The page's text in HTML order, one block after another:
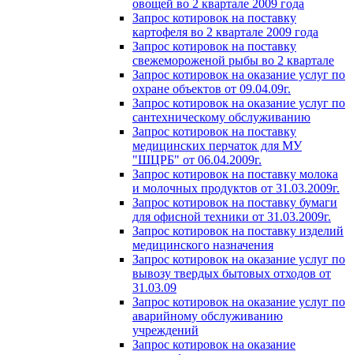
овощей во 2 квартале 2009 года
Запрос котировок на поставку
картофеля во 2 квартале 2009 года
Запрос котировок на поставку
свежемороженой рыбы во 2 квартале
Запрос котировок на оказание услуг по
охране объектов от 09.04.09г.
Запрос котировок на оказание услуг по
сантехническому обслуживанию
Запрос котировок на поставку
медицинских перчаток для МУ
"ШЦРБ" от 06.04.2009г.
Запрос котировок на поставку молока
и молочных продуктов от 31.03.2009г.
Запрос котировок на поставку бумаги
для офисной техники от 31.03.2009г.
Запрос котировок на поставку изделий
медицинского назначения
Запрос котировок на оказание услуг по
вывозу твердых бытовых отходов от
31.03.09
Запрос котировок на оказание услуг по
аварийному обслуживанию
учреждений
Запрос котировок на оказание